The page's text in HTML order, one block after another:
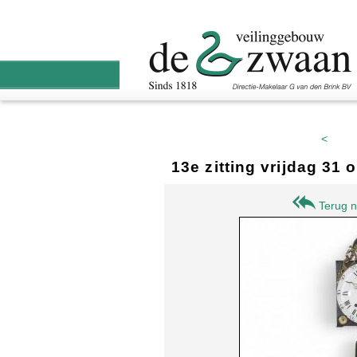
<
13e zitting vrijdag 31
Terug